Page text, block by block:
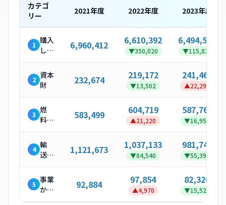
カテゴ
リー
2021年度 2022年度 2023年度
1 購入
した
製
品・
サー
ビス
6,960,412 6,610,392
▼350,020
6,494,563
▼115,829
2 資本
財
232,674 219,172
▼13,502
241,466
▲22,294
3 燃
料・
エネ
ルギ
ー関
連活
動
583,499 604,719
▲21,220
587,760
▼16,959
4 輸
送・
配送
（上
流）
1,121,673 1,037,133
▼84,540
981,743
▼55,390
5 事業
から
発生
92,884 97,854
▲4,970
82,326
▼15,528